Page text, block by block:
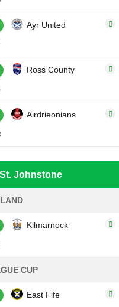
Ayr United
Ross County
Airdrieonians
Johnstone
Kilmarnock
CUP
East Fife